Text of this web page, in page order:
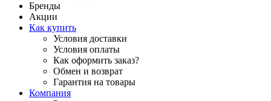
Бренды
Акции
Как купить
Условия доставки
Условия оплаты
Как оформить заказ?
Обмен и возврат
Гарантия на товары
Компания